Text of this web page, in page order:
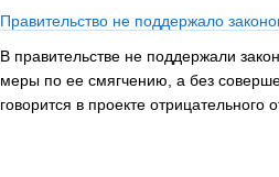
Правительство не поддержало
В правительстве не поддержали
меры по ее смягчению, а без
говорится в проекте отрицательного